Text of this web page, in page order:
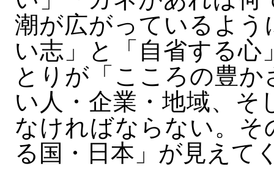
潮が広がっているよう
い志」と「自省する
とりが「こころの豊
い人・企業・地域、
なければならない。
る国・日本」が見えて